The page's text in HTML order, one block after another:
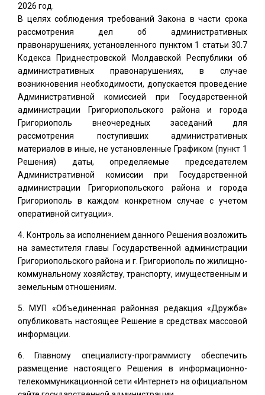
2026 год.
В целях соблюдения требований Закона в части срока
рассмотрения дел об административных
правонарушениях, установленного пунктом 1 статьи 30.7
Кодекса Приднестровской Молдавской Республики об
административных правонарушениях, в случае
возникновения необходимости, допускается проведение
Административной комиссией при Государственной
администрации Григориопольского района и города
Григориополь внеочередных заседаний для
рассмотрения поступивших административных
материалов в иные, не установленные Графиком (пункт 1
Решения) даты, определяемые председателем
Административной комиссии при Государственной
администрации Григориопольского района и города
Григориополь в каждом конкретном случае с учетом
оперативной ситуации».
Контроль за исполнением данного Решения возложить
на заместителя главы Государственной администрации
Григориопольского района и г. Григориополь по жилищно-
коммунальному хозяйству, транспорту, имущественным и
земельным отношениям.
МУП «Объединенная районная редакция «Дружба»
опубликовать настоящее Решение в средствах массовой
информации.
Главному специалисту-программисту обеспечить
размещение настоящего Решения в информационно-
телекоммуникационной сети «Интернет» на официальном